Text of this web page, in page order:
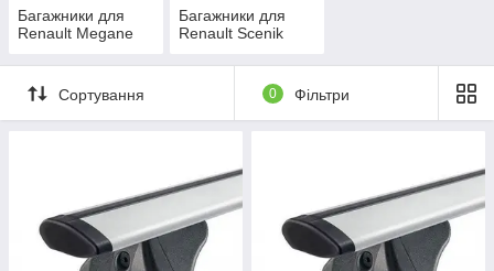
Багажники для
Renault Megane
Багажники для
Renault Scenik
Сортування 0 Фільтри